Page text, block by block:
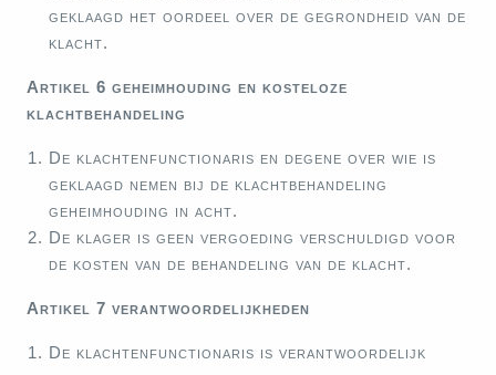
geklaagd het oordeel over de gegrondheid van de
klacht.
Artikel 6 geheimhouding en kosteloze
klachtbehandeling
De klachtenfunctionaris en degene over wie is
geklaagd nemen bij de klachtbehandeling
geheimhouding in acht.
De klager is geen vergoeding verschuldigd voor
de kosten van de behandeling van de klacht.
Artikel 7 verantwoordelijkheden
De klachtenfunctionaris is verantwoordelijk